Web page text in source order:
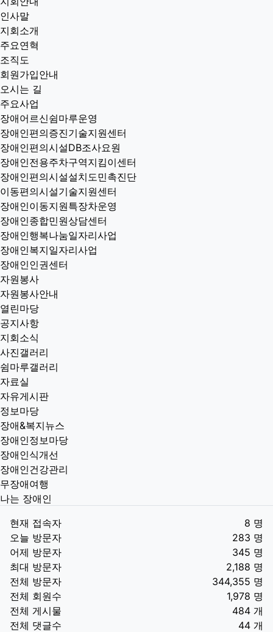
인사말
지회소개
주요연혁
조직도
회원가입안내
오시는 길
주요사업
장애어르신쉼마루운영
장애인편의증진기술지원센터
장애인편의시설DB조사요원
장애인전용주차구역지킴이센터
장애인편의시설설치도민촉진단
이동편의시설기술지원센터
장애인이동지원특장차운영
장애인종합민원상담센터
장애인행복나눔일자리사업
장애인복지일자리사업
장애인인권센터
자원봉사
자원봉사안내
열린마당
공지사항
지회소식
사진갤러리
쉼마루갤러리
자료실
자유게시판
정보마당
장애&복지뉴스
장애인정보마당
장애인식개선
장애인건강관리
무장애여행
나는 장애인
현재 접속자
8 명
오늘 방문자
283 명
어제 방문자
345 명
최대 방문자
2,188 명
전체 방문자
344,355 명
전체 회원수
1,978 명
전체 게시물
484 개
전체 댓글수
44 개